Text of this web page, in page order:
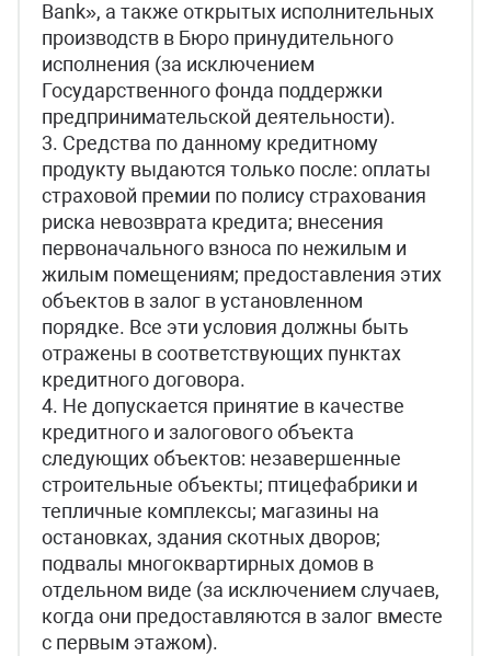
Bank», а также открытых исполнительных
производств в Бюро принудительного
исполнения (за исключением
Государственного фонда поддержки
предпринимательской деятельности).
3. Средства по данному кредитному
продукту выдаются только после: оплаты
страховой премии по полису страхования
риска невозврата кредита; внесения
первоначального взноса по нежилым и
жилым помещениям; предоставления этих
объектов в залог в установленном
порядке. Все эти условия должны быть
отражены в соответствующих пунктах
кредитного договора.
4. Не допускается принятие в качестве
кредитного и залогового объекта
следующих объектов: незавершенные
строительные объекты; птицефабрики и
тепличные комплексы; магазины на
остановках, здания скотных дворов;
подвалы многоквартирных домов в
отдельном виде (за исключением случаев,
когда они предоставляются в залог вместе
с первым этажом).